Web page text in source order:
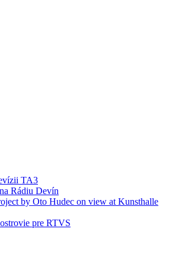
TA3
Rádiu Devín
by Oto Hudec on view at Kunsthalle
pre RTVS